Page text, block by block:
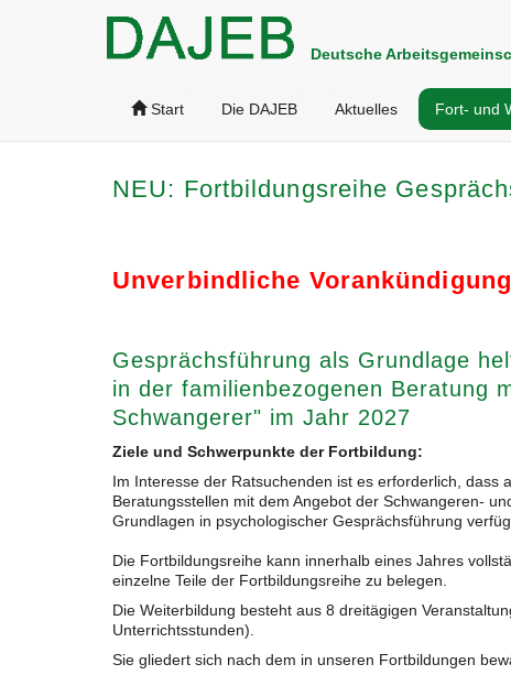
Deutsche
Start Die DAJEB Aktuelles Fort- und
NEU: Fortbildungsreihe
Unverbindliche
Gesprächsführung als Grundlage
in der familienbezogenen Beratung
Schwangerer" im Jahr 2027
Ziele und Schwerpunkte der Fortbildung:
Im Interesse der Ratsuchenden ist es erforderlich,
Beratungsstellen mit dem Angebot der Schwangeren-
Grundlagen in psychologischer Gesprächsführung
Die Fortbildungsreihe kann innerhalb eines Jahres
einzelne Teile der Fortbildungsreihe zu belegen.
Die Weiterbildung besteht aus 8 dreitägigen
Unterrichtsstunden).
Sie gliedert sich nach dem in unseren Fortbildungen